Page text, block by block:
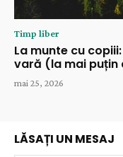
Timp liber
La munte cu
vară (la mai puțin
mai 25, 2026
LĂSAȚI UN MESAJ